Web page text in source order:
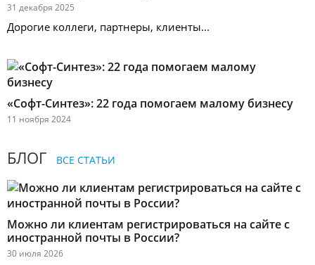
31 декабря 2025
Дорогие коллеги, партнеры, клиенты...
«Софт-Синтез»: 22 года помогаем малому бизнесу
11 ноября 2024
БЛОГ ВСЕ СТАТЬИ
Можно ли клиентам регистрироваться на сайте с
иностранной почты в России?
30 июля 2026